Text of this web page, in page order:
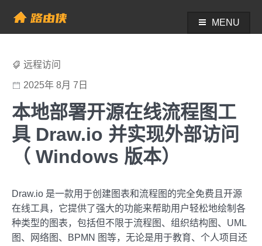
content
帮助中心 - 路由侠
MENU
远程访问
2025年 8月 7日
本地部署开源在线流程图工
具 Draw.io 并实现外部访问
（ Windows 版本）
Draw.io 是一款用于创建图表和流程图的完全免费且开源
在线工具，它提供了强大的功能来帮助用户轻松地绘制各
种类型的图表，包括但不限于流程图、组织结构图、UML
图、网络图、BPMN 图等，无论是用于教育、个人项目还